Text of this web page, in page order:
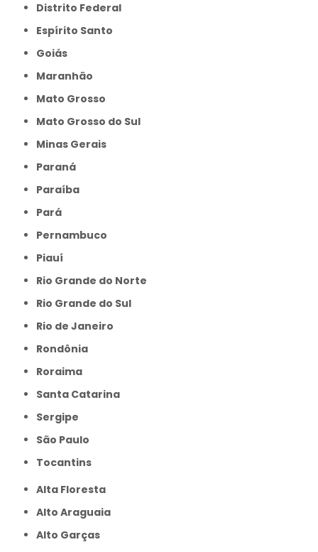
Distrito Federal
Espírito Santo
Goiás
Maranhão
Mato Grosso
Mato Grosso do Sul
Minas Gerais
Paraná
Paraíba
Pará
Pernambuco
Piauí
Rio Grande do Norte
Rio Grande do Sul
Rio de Janeiro
Rondônia
Roraima
Santa Catarina
Sergipe
São Paulo
Tocantins
Alta Floresta
Alto Araguaia
Alto Garças